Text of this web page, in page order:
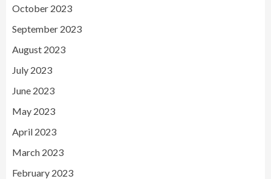
October 2023
September 2023
August 2023
July 2023
June 2023
May 2023
April 2023
March 2023
February 2023